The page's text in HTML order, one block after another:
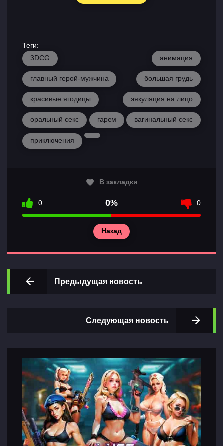
Главная
Контакты
Теги:
3DCG
анимация
главный герой-мужчина большая грудь
красивые ягодицы эякуляция на лицо
оральный секс гарем вагинальный секс
приключения
В закладки
0 0% 0
Назад
Предыдущая новость
Следующая новость